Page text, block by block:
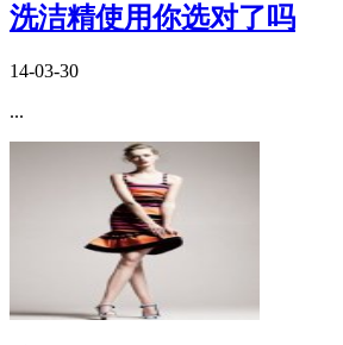
洗洁精使用你选对了吗
14-03-30
...